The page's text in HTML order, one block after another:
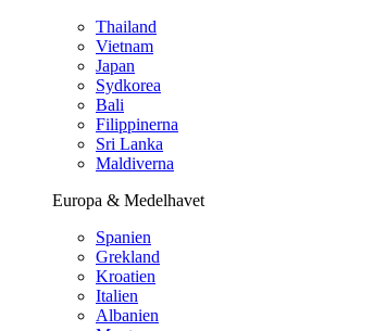
Thailand
Vietnam
Japan
Sydkorea
Bali
Filippinerna
Sri Lanka
Maldiverna
Europa & Medelhavet
Spanien
Grekland
Kroatien
Italien
Albanien